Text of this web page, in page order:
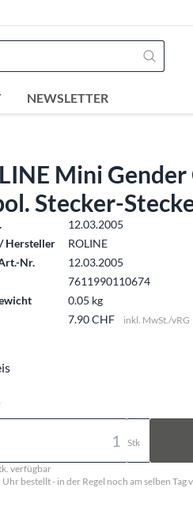
NEWSLETTER
Mini Gender
Stecker-
12.03.2005
Hersteller
ROLINE
Nr.
12.03.2005
7611990110674
0.05 kg
7.90 CHF inkl. MwSt./vRG
Stk
verfügbar
Uhr bestellt - in der Regel noch am selben Tag